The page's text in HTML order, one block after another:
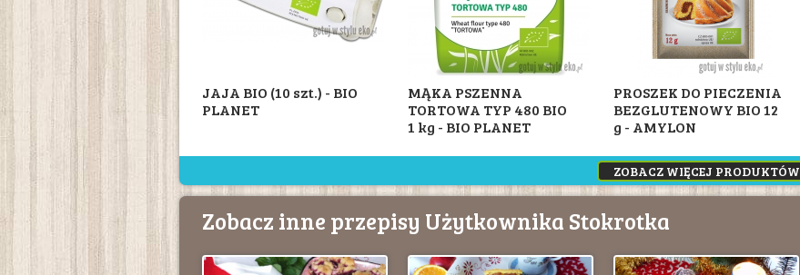
JAJA BIO (10 szt.) - BIO
PLANET
MĄKA PSZENNA
TORTOWA TYP 480 BIO
1 kg - BIO PLANET
PROSZEK DO PIECZENIA
BEZGLUTENOWY BIO 12
g - AMYLON
ZOBACZ WIĘCEJ PRODUKTÓW
Zobacz inne przepisy Użytkownika Stokrotka